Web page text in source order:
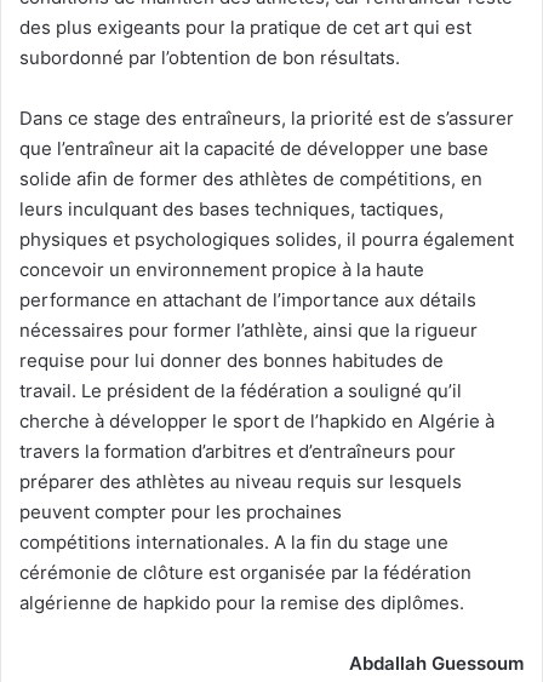
des plus exigeants pour la pratique de cet art qui est
subordonné par l’obtention de bon résultats.
Dans ce stage des entraîneurs, la priorité est de s’assurer
que l’entraîneur ait la capacité de développer une base
solide afin de former des athlètes de compétitions, en
leurs inculquant des bases techniques, tactiques,
physiques et psychologiques solides, il pourra également
concevoir un environnement propice à la haute
performance en attachant de l’importance aux détails
nécessaires pour former l’athlète, ainsi que la rigueur
requise pour lui donner des bonnes habitudes de
travail. Le président de la fédération a souligné qu’il
cherche à développer le sport de l’hapkido en Algérie à
travers la formation d’arbitres et d’entraîneurs pour
préparer des athlètes au niveau requis sur lesquels
peuvent compter pour les prochaines
compétitions internationales. A la fin du stage une
cérémonie de clôture est organisée par la fédération
algérienne de hapkido pour la remise des diplômes.
Abdallah Guessoum